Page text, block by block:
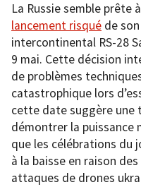
La Russie semble prête
lancement risqué de
intercontinental RS-28
9 mai. Cette décision
de problèmes
catastrophique lors
cette date suggère une
démontrer la puissance
que les célébrations du
à la baisse en raison
attaques de drones